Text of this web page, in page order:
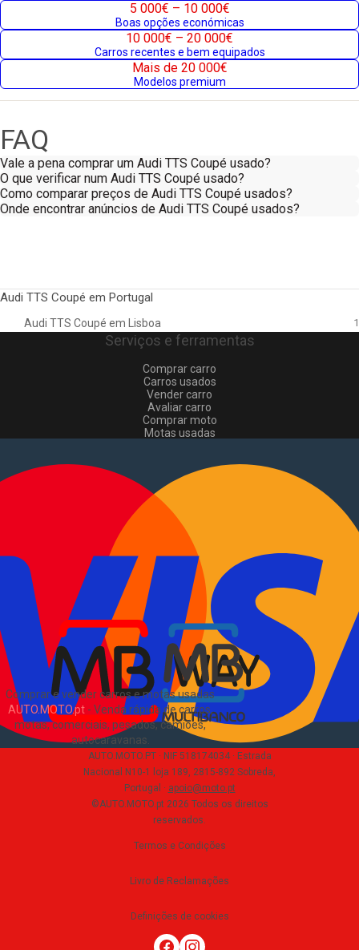
5 000€ – 10 000€
Boas opções económicas
10 000€ – 20 000€
Carros recentes e bem equipados
Mais de 20 000€
Modelos premium
FAQ
Vale a pena comprar um Audi TTS Coupé usado?
O que verificar num Audi TTS Coupé usado?
Como comparar preços de Audi TTS Coupé usados?
Onde encontrar anúncios de Audi TTS Coupé usados?
Audi TTS Coupé em Portugal
Audi TTS Coupé em Lisboa 1
Comprar e vender carros e motas usadas
AUTO.MOTO.pt- Venda rápida de carros,
motas, comerciais, pesados, camiões,
autocaravanas
Serviços e ferramentas
Comprar carro
Carros usados
Vender carro
Avaliar carro
Comprar moto
Motas usadas
Comerciais usados
Vender comerciais
Informações
Como comprar e vender
Pacotes de anúncios
Verificar VIN e matrícula
Sitemap
EN
Sobre Nós
AUTO.MOTO.PT · NIF 518174034 · Estrada
Nacional N10-1 loja 189, 2815-892 Sobreda,
Portugal · apoio@moto.pt
©AUTO.MOTO.pt 2026 Todos os direitos
reservados.
Termos e Condições
Livro de Reclamações
Definições de cookies